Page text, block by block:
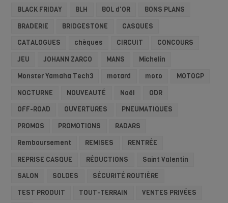
BLACK FRIDAY
BLH BOL d'OR
BONS PLANS
BRADERIE
BRIDGESTONE
CASQUES
CATALOGUES
chèques CIRCUIT
CONCOURS
JEU
JOHANN ZARCO MANS
Michelin
Monster Yamaha Tech3
motard moto
MOTOGP
NOCTURNE
NOUVEAUTÉ Noël
ODR
OFF-ROAD
OUVERTURES
PNEUMATIQUES
PROMOS
PROMOTIONS
RADARS
Remboursement
REMISES
RENTRÉE
REPRISE CASQUE
RÉDUCTIONS
Saint Valentin
SALON
SOLDES
SÉCURITÉ ROUTIÈRE
TEST PRODUIT
TOUT-TERRAIN
VENTES PRIVÉES